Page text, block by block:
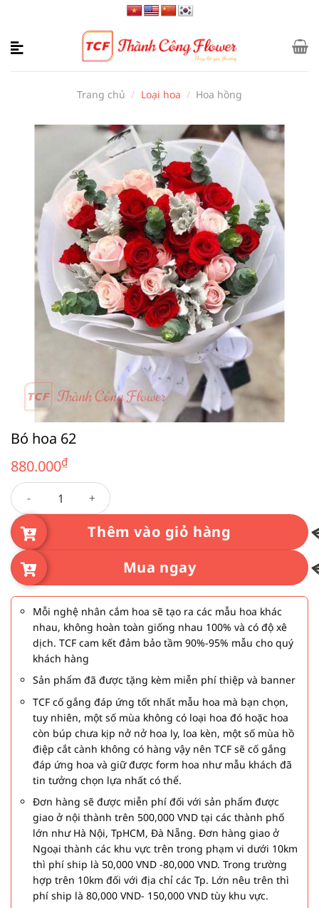
nội
Trang chủ / Loại hoa / Hoa hồng
Bó hoa 62
880.000₫
Bó hoa 62 số lượng
Thêm vào giỏ hàng
Mua ngay
Mỗi nghệ nhân cắm hoa sẽ tạo ra các mẫu hoa khác
nhau, không hoàn toàn giống nhau 100% và có độ xê
dịch. TCF cam kết đảm bảo tầm 90%-95% mẫu cho quý
khách hàng
Sản phẩm đã được tặng kèm miễn phí thiệp và banner
TCF cố gắng đáp ứng tốt nhất mẫu hoa mà bạn chọn,
tuy nhiên, một số mùa không có loại hoa đó hoặc hoa
còn búp chưa kịp nở nở hoa ly, loa kèn, một số mùa hồ
điệp cắt cành không có hàng vậy nên TCF sẽ cố gắng
đáp ứng hoa và giữ được form hoa như mẫu khách đã
tin tưởng chọn lựa nhất có thể.
Đơn hàng sẽ được miễn phí đối với sản phẩm được
giao ở nội thành trên 500,000 VND tại các thành phố
lớn như Hà Nội, TpHCM, Đà Nẵng. Đơn hàng giao ở
Ngoại thành các khu vực trên trong phạm vi dưới 10km
thì phí ship là 50,000 VND -80,000 VND. Trong trường
hợp trên 10km đối với địa chỉ các Tp. Lớn nêu trên thì
phí ship là 80,000 VND- 150,000 VND tùy khu vực.